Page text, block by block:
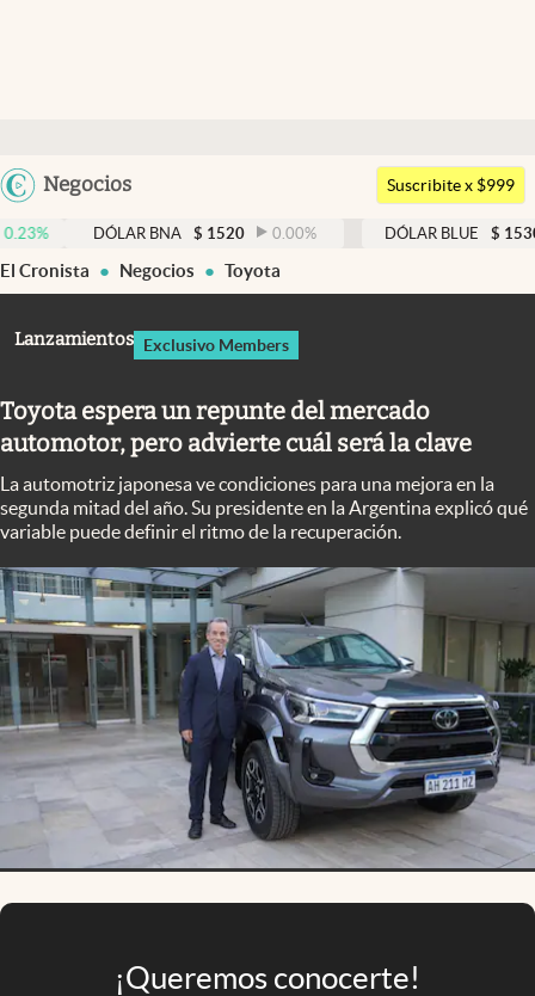
Argentina
Negocios
Members
Economía y Política
Finanzas y Mercados
Columnistas
Otras secciones
Apertura
Infotechnology
Clase
Clima
Mundial 2026
Eventos Corporativos
El Cronista Studio
Mediakit
abre en nueva pestaña
Suscribite x $999
DÓLAR BNA $ 1520 0.00% DÓLAR BLUE $ 1530 -0.65%
El Cronista Negocios Toyota
Lanzamientos Exclusivo Members
Toyota espera un repunte del mercado
automotor, pero advierte cuál será la clave
La automotriz japonesa ve condiciones para una mejora en la
segunda mitad del año. Su presidente en la Argentina explicó qué
variable puede definir el ritmo de la recuperación.
¡Queremos conocerte!